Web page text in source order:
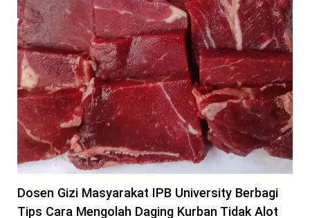
Dosen Gizi Masyarakat IPB University Berbagi
Tips Cara Mengolah Daging Kurban Tidak Alot